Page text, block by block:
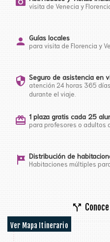
visita de Venecia y
person Guías locales
para visita de Florencia y
security Seguro de asistencia en
atención 24 horas 365
durante el viaje.
card_giftcard 1 plaza gratis cada 25
para profesores o adultos
tour Distribución de
Habitaciones múltiples
call_split
Ver Mapa Itinerario